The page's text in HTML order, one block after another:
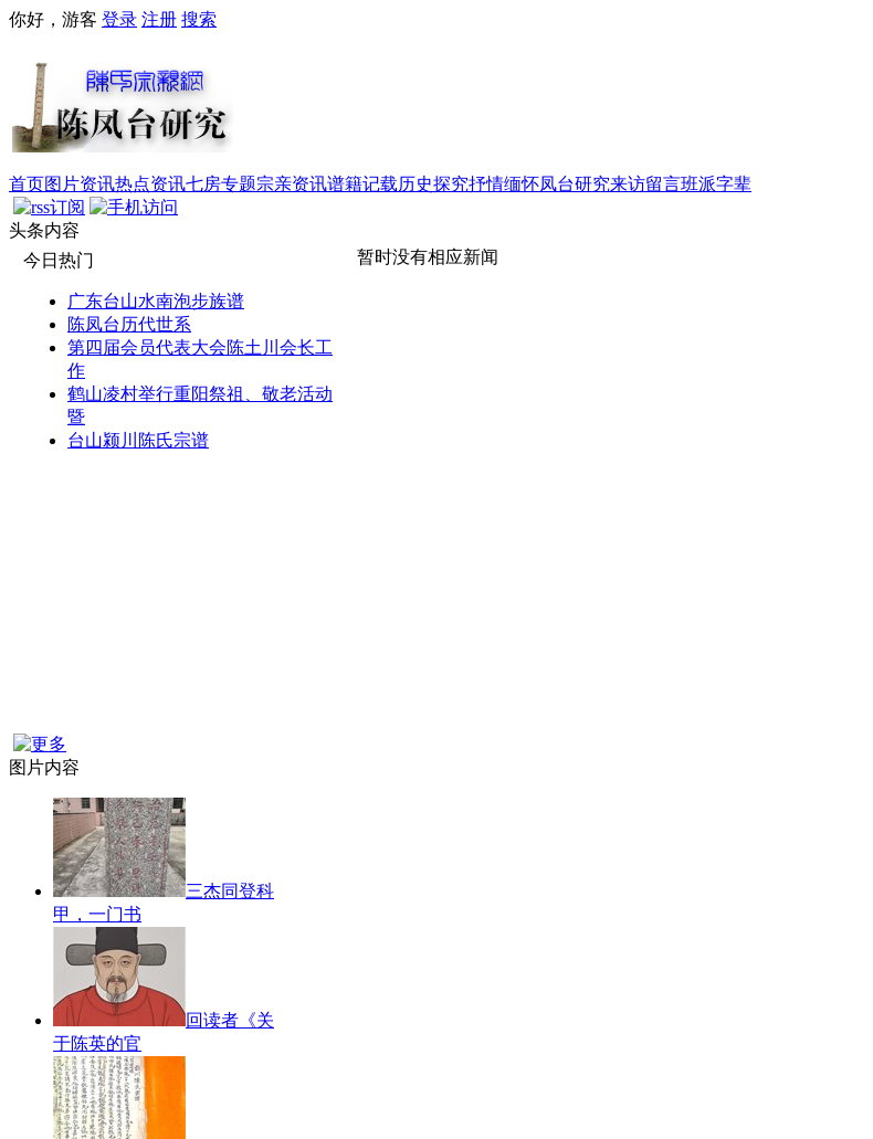
你好，游客 登录 注册 搜索
首页图片资讯热点资讯七房专题宗亲资讯谱籍记载历史探究抒情缅怀凤台研究来访留言班派字辈
头条内容
今日热门
广东台山水南泡步族谱
陈凤台历代世系
第四届会员代表大会陈土川会长工
作
鹤山凌村举行重阳祭祖、敬老活动
暨
台山颍川陈氏宗谱
暂时没有相应新闻
图片内容
三杰同登科
甲，一门书
回读者《关
于陈英的官